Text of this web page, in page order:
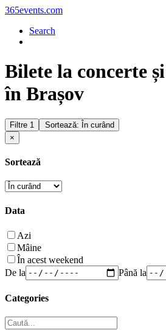
365events.com
Search
Bilete la concerte
în Brașov
Filtre 1
Sortează: În curând
×
Sortează
Data
Azi
Mâine
În acest weekend
De la
Până la
Categories